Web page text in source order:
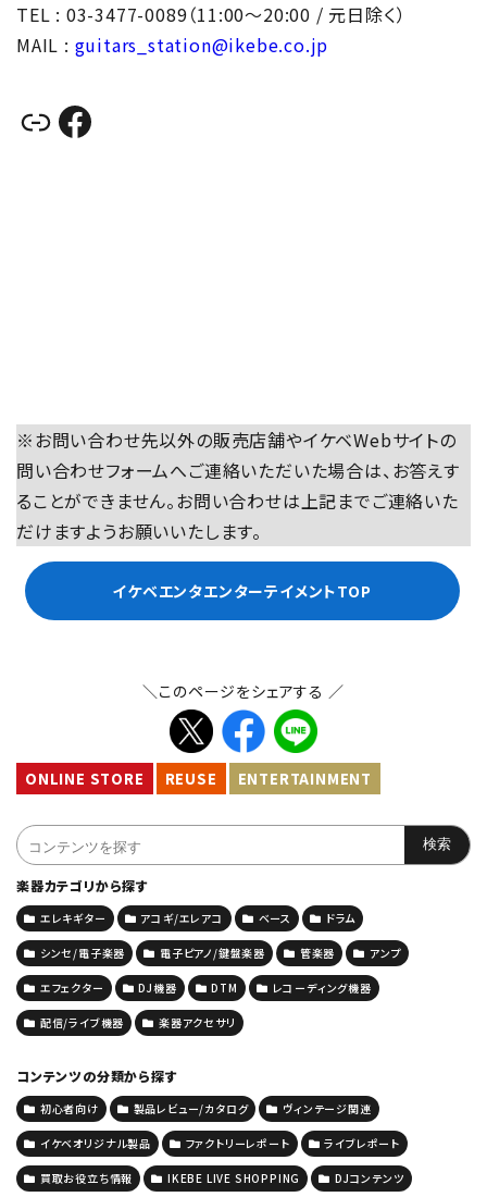
TEL : 03-3477-0089（11:00～20:00 / 元日除く）
MAIL : guitars_station@ikebe.co.jp
リンクFacebook
※お問い合わせ先以外の販売店舗やイケベWebサイトの
問い合わせフォームへご連絡いただいた場合は、お答えす
ることができません。お問い合わせは上記までご連絡いた
だけますようお願いいたします。
イケベエンタエンターテイメントTOP
＼このページをシェアする ／
ONLINE STORE REUSE ENTERTAINMENT
楽器カテゴリから探す
エレキギター アコギ/エレアコ ベース ドラム
シンセ/電子楽器 電子ピアノ/鍵盤楽器 管楽器 アンプ
エフェクター DJ機器 DTM レコーディング機器
配信/ライブ機器 楽器アクセサリ
コンテンツの分類から探す
初心者向け 製品レビュー/カタログ ヴィンテージ関連
イケベオリジナル製品 ファクトリーレポート ライブレポート
買取お役立ち情報 IKEBE LIVE SHOPPING DJコンテンツ